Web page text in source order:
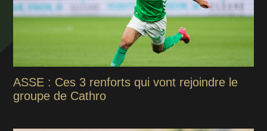
ASSE : Ces 3 renforts qui vont rejoindre le
groupe de Cathro